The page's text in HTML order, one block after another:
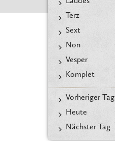
Terz
Sext
Non
Vesper
Komplet
Vorheriger Tag
Heute
Nächster Tag